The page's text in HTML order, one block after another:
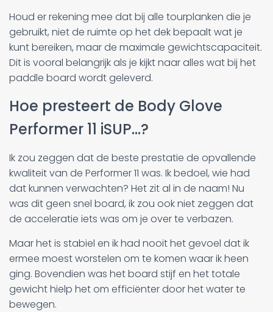
Houd er rekening mee dat bij alle tourplanken die je
gebruikt, niet de ruimte op het dek bepaalt wat je
kunt bereiken, maar de maximale gewichtscapaciteit.
Dit is vooral belangrijk als je kijkt naar alles wat bij het
paddle board wordt geleverd.
Hoe presteert de Body Glove
Performer 11 iSUP...?
Ik zou zeggen dat de beste prestatie de opvallende
kwaliteit van de Performer 11 was. Ik bedoel, wie had
dat kunnen verwachten? Het zit al in de naam! Nu
was dit geen snel board, ik zou ook niet zeggen dat
de acceleratie iets was om je over te verbazen.
Maar het is stabiel en ik had nooit het gevoel dat ik
ermee moest worstelen om te komen waar ik heen
ging. Bovendien was het board stijf en het totale
gewicht hielp het om efficiënter door het water te
bewegen.